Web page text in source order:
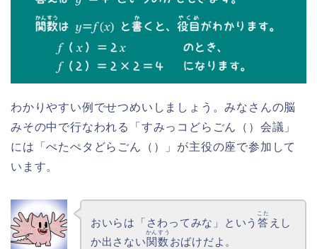
わかりやすい例でせつめいしましょう。みなさんの脳
みその中で行なわれる「すみっコどらごん（）会議」
には「ぺたぺタどらごん（）」が主役の座で参加して
います。
おいらは「さわってみな」という答
こた
えし
か出さない関数
かんすう
おばけだよ。